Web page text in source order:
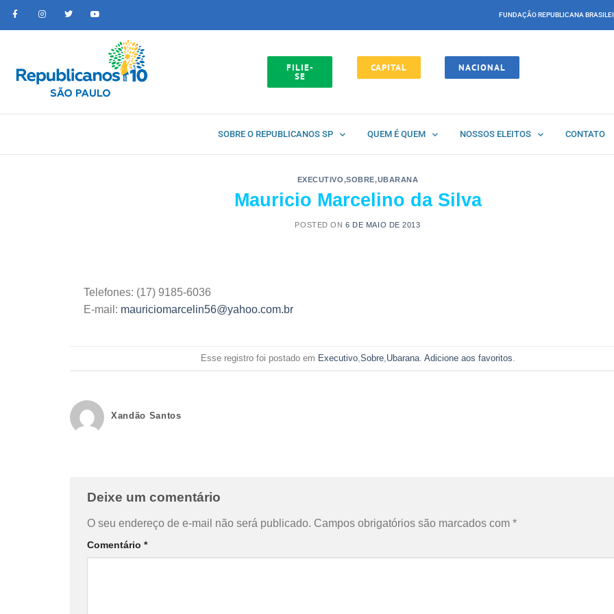
FUNDAÇÃO REPUBLICANA
FILIE-
SE
CAPITAL NACIONAL
SOBRE O REPUBLICANOS SP QUEM É QUEM NOSSOS ELEITOS CONTATO
EXECUTIVO,SOBRE,UBARANA
Mauricio Marcelino da Silva
POSTED ON6 DE MAIO DE 2013
Telefones: (17) 9185-6036
E-mail: mauriciomarcelin56@yahoo.com.br
Esse registro foi postado em Executivo, Sobre, Ubarana. Adicione aos favoritos
Xandão Santos
Deixe um comentário
O seu endereço de e-mail não será publicado. Campos obrigatórios são marcados com *
Comentário *